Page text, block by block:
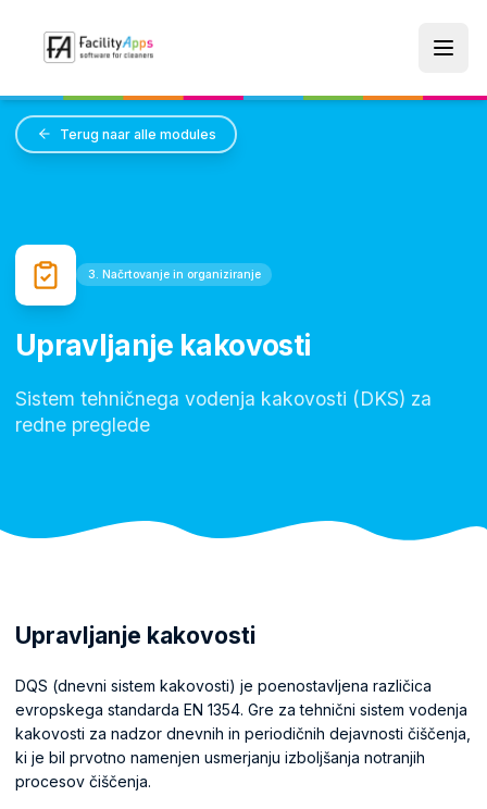
Terug naar alle modules
3. Načrtovanje in organiziranje
Upravljanje kakovosti
Sistem tehničnega vodenja kakovosti (DKS) za
redne preglede
Upravljanje kakovosti
DQS (dnevni sistem kakovosti) je poenostavljena različica
evropskega standarda EN 1354. Gre za tehnični sistem vodenja
kakovosti za nadzor dnevnih in periodičnih dejavnosti čiščenja,
ki je bil prvotno namenjen usmerjanju izboljšanja notranjih
procesov čiščenja.